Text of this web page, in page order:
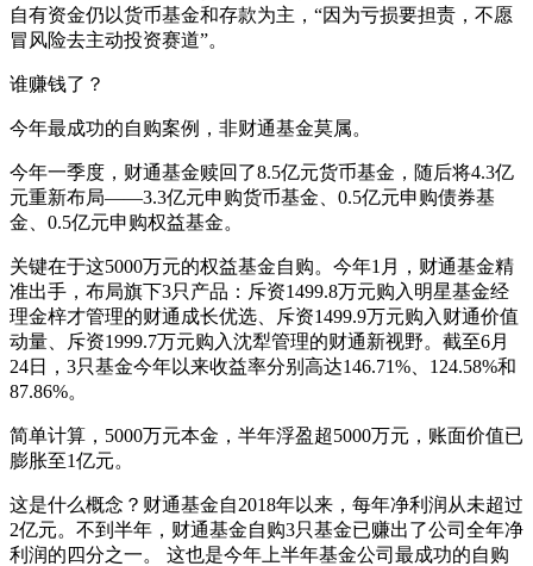
自有资金仍以货币基金和存款为主，“因为亏损要担责，不愿
冒风险去主动投资赛道”。
谁赚钱了？
今年最成功的自购案例，非财通基金莫属。
今年一季度，财通基金赎回了8.5亿元货币基金，随后将4.3亿
元重新布局——3.3亿元申购货币基金、0.5亿元申购债券基
金、0.5亿元申购权益基金。
关键在于这5000万元的权益基金自购。今年1月，财通基金精
准出手，布局旗下3只产品：斥资1499.8万元购入明星基金经
理金梓才管理的财通成长优选、斥资1499.9万元购入财通价值
动量、斥资1999.7万元购入沈犁管理的财通新视野。截至6月
24日，3只基金今年以来收益率分别高达146.71%、124.58%和
87.86%。
简单计算，5000万元本金，半年浮盈超5000万元，账面价值已
膨胀至1亿元。
这是什么概念？财通基金自2018年以来，每年净利润从未超过
2亿元。不到半年，财通基金自购3只基金已赚出了公司全年净
利润的四分之一。 这也是今年上半年基金公司最成功的自购